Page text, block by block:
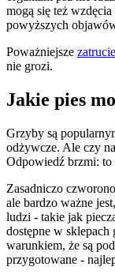
mogą się też wzdęcia
powyższych
Poważniejsze zatrucie
nie grozi.
Jakie pies
Grzyby są
odżywcze. Ale czy
Odpowiedź brzmi: to
Zasadniczo
ale bardzo ważne
ludzi - takie jak
dostępne w sklepach
warunkiem, że są
przygotowane -